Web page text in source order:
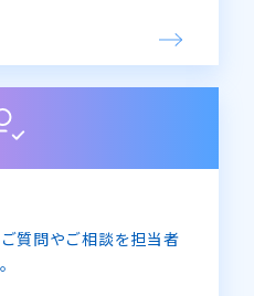
質問やご相談を担当者